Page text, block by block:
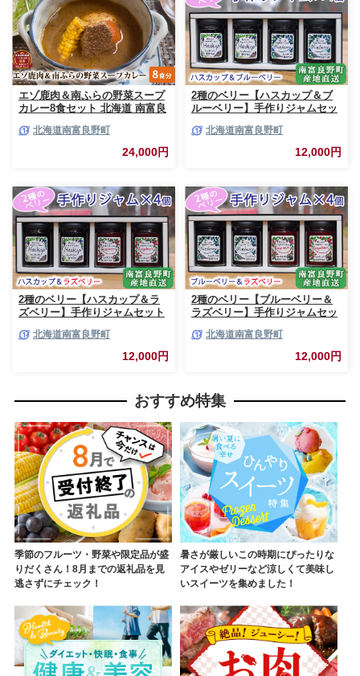
エゾ鹿肉＆南ふらの野菜スープ
カレー8食セット 北海道 南富良
スープカレー セット 詰合せ 加
北海道南富良野町
24,000円
2種のベリー【ハスカップ＆ブ
ルーベリー】手作りジャムセッ
ャム ベリー ハスカップ ブルー
北海道南富良野町
12,000円
2種のベリー【ハスカップ＆ラ
ズベリー】手作りジャムセット
ム ベリー ハスカップ ラズベリ
ー ソース カシス てんさい糖 無
農薬 ポリフェノール 鉄分 ビタ
北海道南富良野町
12,000円
2種のベリー【ブルーベリー＆
ラズベリー】手作りジャムセッ
ャム ベリー ブルーベリー ラズ
ベリー ソース カシス 果実 てん
北海道南富良野町
12,000円
おすすめ特集
季節のフルーツ・野菜や限定品が盛
りだくさん！8月までの返礼品を見
逃さずにチェック！
暑さが厳しいこの時期にぴったりな
アイスやゼリーなど涼しくて美味し
いスイーツを集めました！